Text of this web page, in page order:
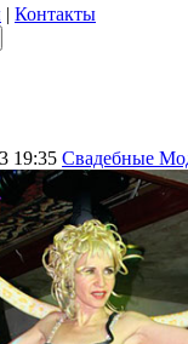
| Контакты
19:35 Свадебные